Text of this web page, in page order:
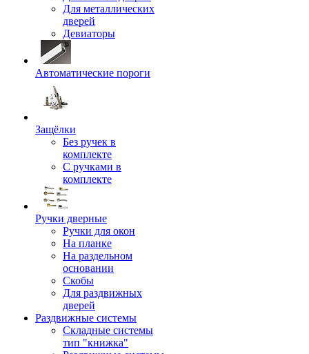
Для металлических
дверей
Девиаторы
Автоматические пороги
Защёлки
Без ручек в
комплекте
С ручками в
комплекте
Ручки дверные
Ручки для окон
На планке
На раздельном
основании
Скобы
Для раздвижных
дверей
Раздвижные системы
Складные системы
тип "книжка"